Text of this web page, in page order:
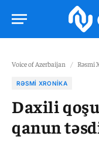
Voice of Azerbaijan / Rəsmi
RƏSMI XRONIKA
Daxili
qanun